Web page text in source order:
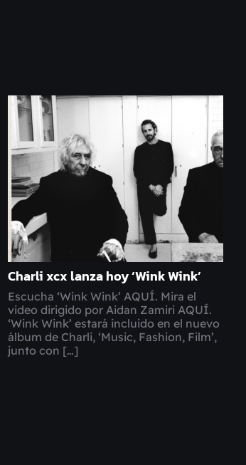
Charli xcx lanza hoy ‘Wink Wink’
Escucha ‘Wink Wink’ AQUÍ. Mira el
video dirigido por Aidan Zamiri AQUÍ.
‘Wink Wink’ estará incluido en el nuevo
álbum de Charli, ‘Music, Fashion, Film’,
junto con […]